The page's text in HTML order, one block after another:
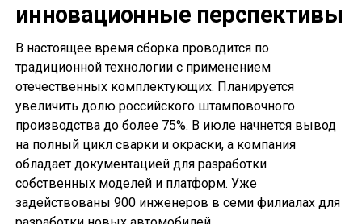
инновационные перспективы
В настоящее время сборка проводится по
традиционной технологии с применением
отечественных комплектующих. Планируется
увеличить долю российского штамповочного
производства до более 75%. В июле начнется вывод
на полный цикл сварки и окраски, а компания
обладает документацией для разработки
собственных моделей и платформ. Уже
задействованы 900 инженеров в семи филиалах для